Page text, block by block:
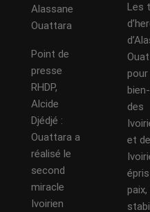
Alassane
Ouattara
Point de
presse
RHDP,
Alcide
Djédjé :
Ouattara a
réalisé le
second
miracle
Ivoirien
Les
pour
des
et
paix,